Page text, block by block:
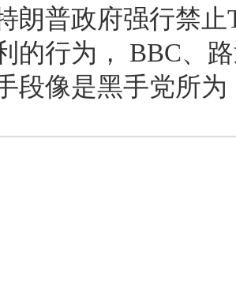
朗普政府强行禁
的行为， BBC、
段像是黑手党所